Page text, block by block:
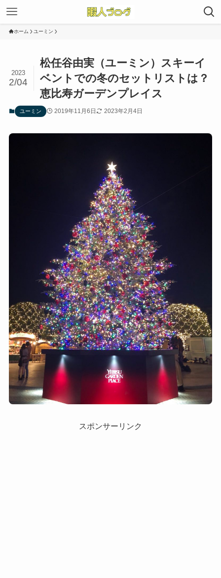
ホーム ユーミン
松任谷由実（ユーミン）スキーイ
ベントでの冬のセットリストは？
恵比寿ガーデンプレイス
2023
2/04
ユーミン 2019年11月6日 2023年2月4日
スポンサーリンク